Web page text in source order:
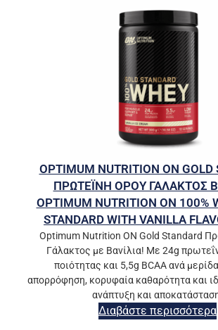
OPTIMUM NUTRITION ON GOLD
ΠΡΩΤΕΪΝΗ ΟΡΟΥ ΓΑΛΑΚΤΟΣ
OPTIMUM NUTRITION ON 100%
STANDARD WITH VANILLA
Optimum Nutrition ON Gold Standard
Γάλακτος με Βανίλια! Με 24g
ποιότητας και 5,5g BCAA ανά
απορρόφηση, κορυφαία καθαρότητα και
ανάπτυξη και
Διαβάστε περισσότερα